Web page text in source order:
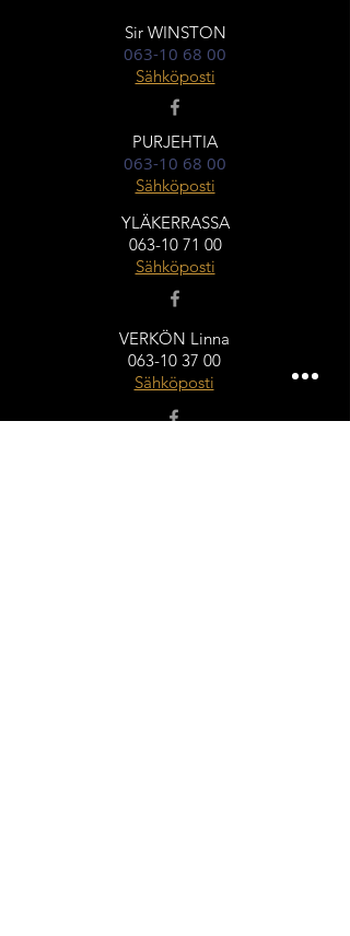
Sir WINSTON
063-10 68 00
Sähköposti
PURJEHTIA
063-10 68 00
Sähköposti
YLÄKERRASSA
063-10 71 00
Sähköposti
VERKÖN Linna
063-10 37 00
Sähköposti